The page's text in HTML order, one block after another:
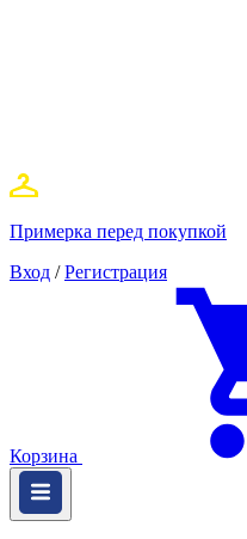
Примерка перед покупкой
Вход / Регистрация
Корзина